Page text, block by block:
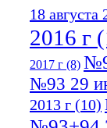
18 августа
2016 г
2017 г (8)
№93 29
2013 г (10)